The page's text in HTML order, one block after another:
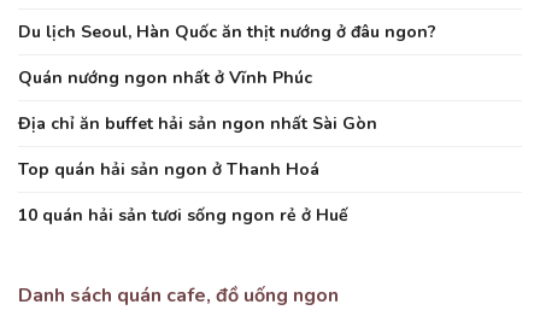
Du lịch Seoul, Hàn Quốc ăn thịt nướng ở đâu ngon?
Quán nướng ngon nhất ở Vĩnh Phúc
Địa chỉ ăn buffet hải sản ngon nhất Sài Gòn
Top quán hải sản ngon ở Thanh Hoá
10 quán hải sản tươi sống ngon rẻ ở Huế
Danh sách quán cafe, đồ uống ngon